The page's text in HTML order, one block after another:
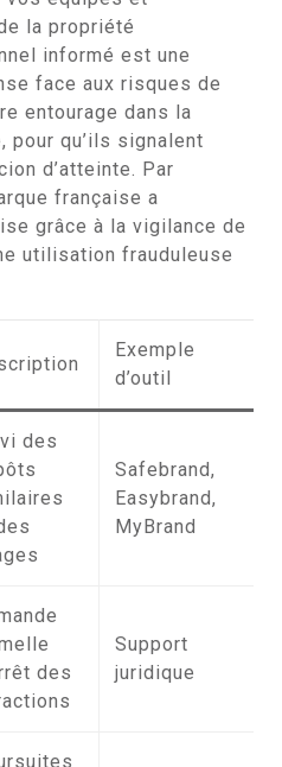
la propriété
informé est une
face aux risques de
entourage dans la
pour qu’ils signalent
d’atteinte. Par
française a
grâce à la vigilance de
utilisation frauduleuse
Exemple
d’outil
des
Safebrand,
Easybrand,
MyBrand
des
Support
juridique